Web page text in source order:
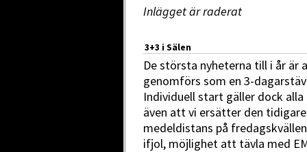
Inlägget är raderat
3+3 i Sälen
De största nyheterna till i år är
genomförs som en 3-
Individuell start gäller dock
även att vi ersätter den
medeldistans på
ifjol, möjlighet att tävla med